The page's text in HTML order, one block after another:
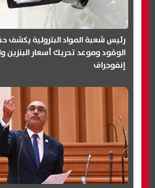
رئيس شعبة المواد البترولية يكشف
الوقود وموعد تحريك أسعار البنزين
إنفوجراف